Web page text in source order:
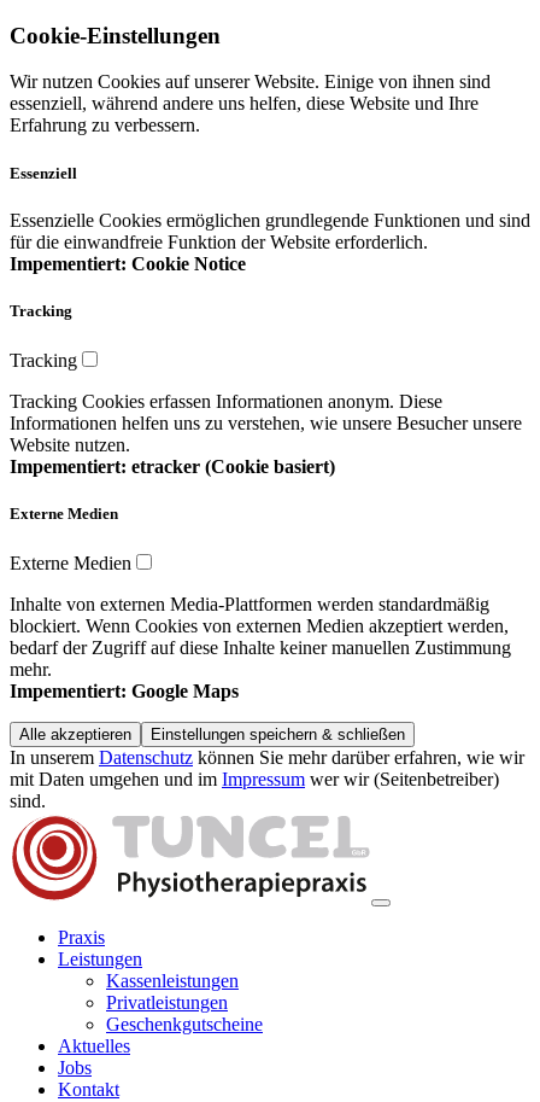
Cookie-Einstellungen
Wir nutzen Cookies auf unserer Website. Einige von ihnen sind
essenziell, während andere uns helfen, diese Website und Ihre
Erfahrung zu verbessern.
Essenziell
Essenzielle Cookies ermöglichen grundlegende Funktionen und sind
für die einwandfreie Funktion der Website erforderlich.
Impementiert: Cookie Notice
Tracking
Tracking
Tracking Cookies erfassen Informationen anonym. Diese
Informationen helfen uns zu verstehen, wie unsere Besucher unsere
Website nutzen.
Impementiert: etracker (Cookie basiert)
Externe Medien
Externe Medien
Inhalte von externen Media-Plattformen werden standardmäßig
blockiert. Wenn Cookies von externen Medien akzeptiert werden,
bedarf der Zugriff auf diese Inhalte keiner manuellen Zustimmung
mehr.
Impementiert: Google Maps
Alle akzeptieren Einstellungen speichern & schließen
In unserem Datenschutz können Sie mehr darüber erfahren, wie wir
mit Daten umgehen und im Impressum wer wir (Seitenbetreiber)
sind.
Praxis
Leistungen
Kassenleistungen
Privatleistungen
Geschenkgutscheine
Aktuelles
Jobs
Kontakt